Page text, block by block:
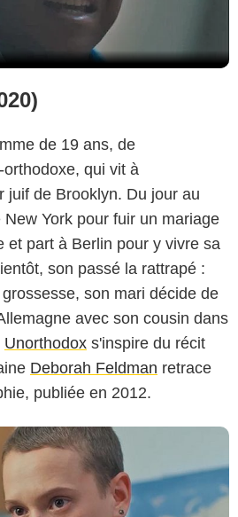
de 19 ans, de
qui vit à
juif de Brooklyn. Du jour au
New York pour fuir un mariage
et part à Berlin pour y vivre sa
son passé la rattrapé :
son mari décide de
avec son cousin dans
Unorthodox s'inspire du récit
Deborah Feldman retrace
publiée en 2012.